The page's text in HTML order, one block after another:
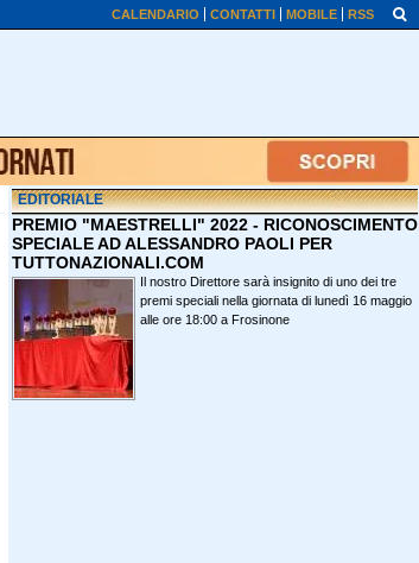
CALENDARIO CONTATTI MOBILE RSS
EDITORIALE
PREMIO "MAESTRELLI" 2022 - RICONOSCIMENTO
SPECIALE AD ALESSANDRO PAOLI PER
TUTTONAZIONALI.COM
Il nostro Direttore sarà insignito di uno dei tre
premi speciali nella giornata di lunedì 16 maggio
alle ore 18:00 a Frosinone